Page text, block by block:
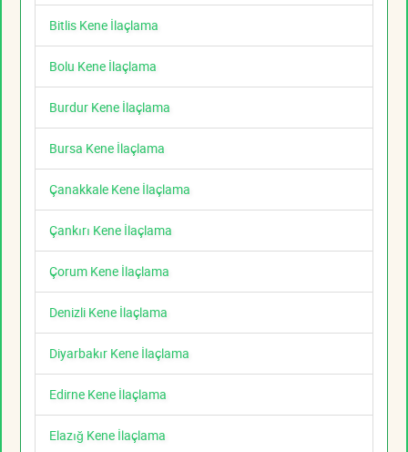
Bitlis Kene İlaçlama
Bolu Kene İlaçlama
Burdur Kene İlaçlama
Bursa Kene İlaçlama
Çanakkale Kene İlaçlama
Çankırı Kene İlaçlama
Çorum Kene İlaçlama
Denizli Kene İlaçlama
Diyarbakır Kene İlaçlama
Edirne Kene İlaçlama
Elazığ Kene İlaçlama